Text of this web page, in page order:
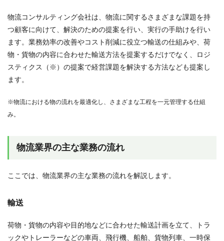
物流コンサルティング会社は、物流に関するさまざまな課題を持
つ顧客に向けて、解決のための提案を行い、実行の手助けを行い
ます。業務効率の改善やコスト削減に役立つ輸送の仕組みや、荷
物・貨物の内容に合わせた輸送方法を提案するだけでなく、ロジ
スティクス（※）の提案で経営課題を解決する方法なども提案し
ます。
※物流における物の流れを最適化し、さまざまな工程を一元管理する仕組
み。
物流業界の主な業務の流れ
ここでは、物流業界の主な業務の流れを解説します。
輸送
荷物・貨物の内容や目的地などに合わせた輸送計画を立て、トラ
ックやトレーラーなどの車両、飛行機、船舶、貨物列車、一時保